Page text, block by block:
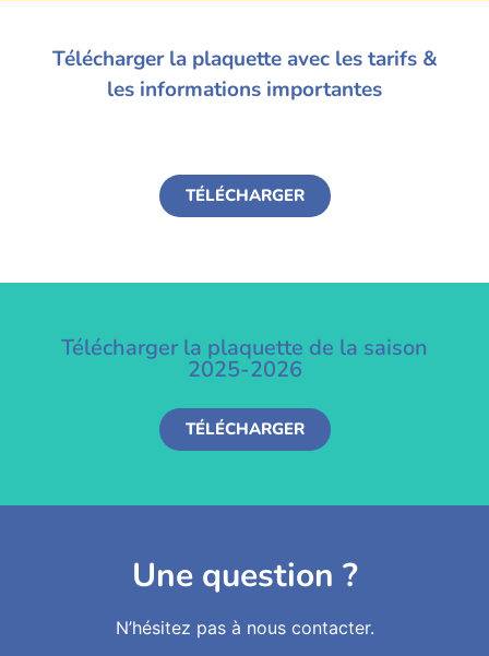
Télécharger la plaquette avec les tarifs &
les informations importantes
TÉLÉCHARGER
Télécharger la plaquette de la saison
2025-2026
TÉLÉCHARGER
Une question ?
N’hésitez pas à nous contacter.